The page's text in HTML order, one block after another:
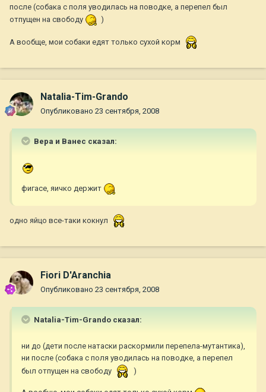
после (собака с поля уводилась на поводке, а перепел был
отпущен на свободу
)
А вообще, мои собаки едят только сухой корм
Natalia-Tim-Grando
Опубликовано 23 сентября, 2008
Вера и Ванес сказал:
фигасе, яичко держит
одно яйцо все-таки кокнул
Fiori D'Aranchia
Опубликовано 23 сентября, 2008
Natalia-Tim-Grando сказал:
ни до (дети после натаски раскормили перепела-мутантика),
ни после (собака с поля уводилась на поводке, а перепел
был отпущен на свободу
)